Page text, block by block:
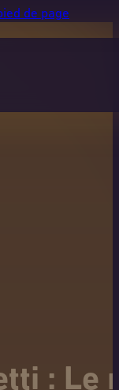
de page
: Le